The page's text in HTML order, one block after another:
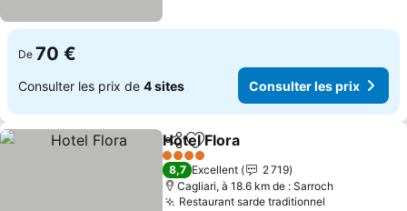
De 70 €
Consulter les prix de 4 sites Consulter les prix
PartagerAjouter à mes favoris
Hotel Flora
4 Étoiles
8,7 Excellent
2 719
Cagliari, à 18.6 km de : Sarroch
Restaurant sarde traditionnel